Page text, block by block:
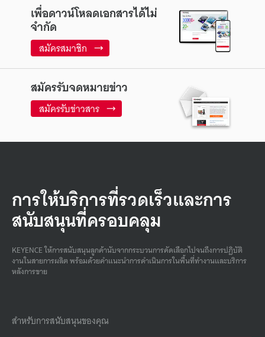
เพื่อดาวน์โหลดเอกสารได้ไม่
จำกัด
สมัครสมาชิก
สมัครรับจดหมายข่าว
สมัครรับข่าวสาร
การให้บริการที่รวดเร็วและการ
สนับสนุนที่ครอบคลุม
KEYENCE ให้การสนับสนุนลูกค้านับจากกระบวนการคัดเลือกไปจนถึงการปฏิบัติ
งานในสายการผลิต พร้อมด้วยคําแนะนําการดําเนินการในพื้นที่ทํางานและบริการ
หลังการขาย
สำหรับการสนับสนุนของคุณ